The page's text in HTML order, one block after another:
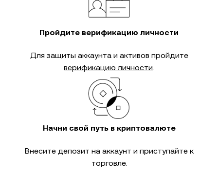
Пройдите верификацию личности
Для защиты аккаунта и активов пройдите
верификацию личности.
Начни свой путь в криптовалюте
Внесите депозит на аккаунт и приступайте к
торговле.